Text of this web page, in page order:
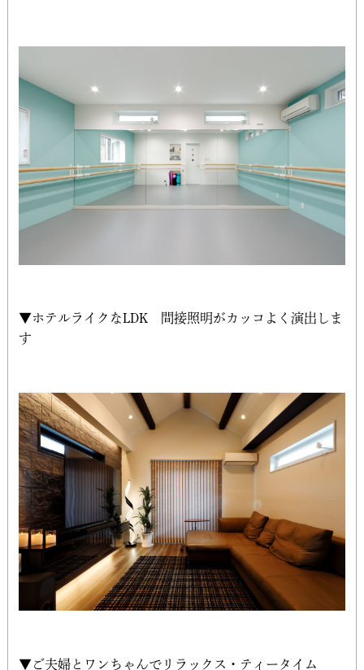
▼ホテルライクなLDK 間接照明がカッコよく演出しま
す
▼ご夫婦とワンちゃんでリラックス・ティータイム